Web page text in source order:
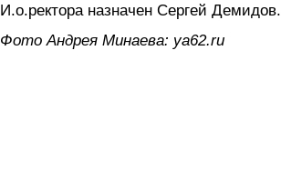
И.о.ректора назначен Сергей Демидов.
Фото Андрея Минаева: ya62.ru